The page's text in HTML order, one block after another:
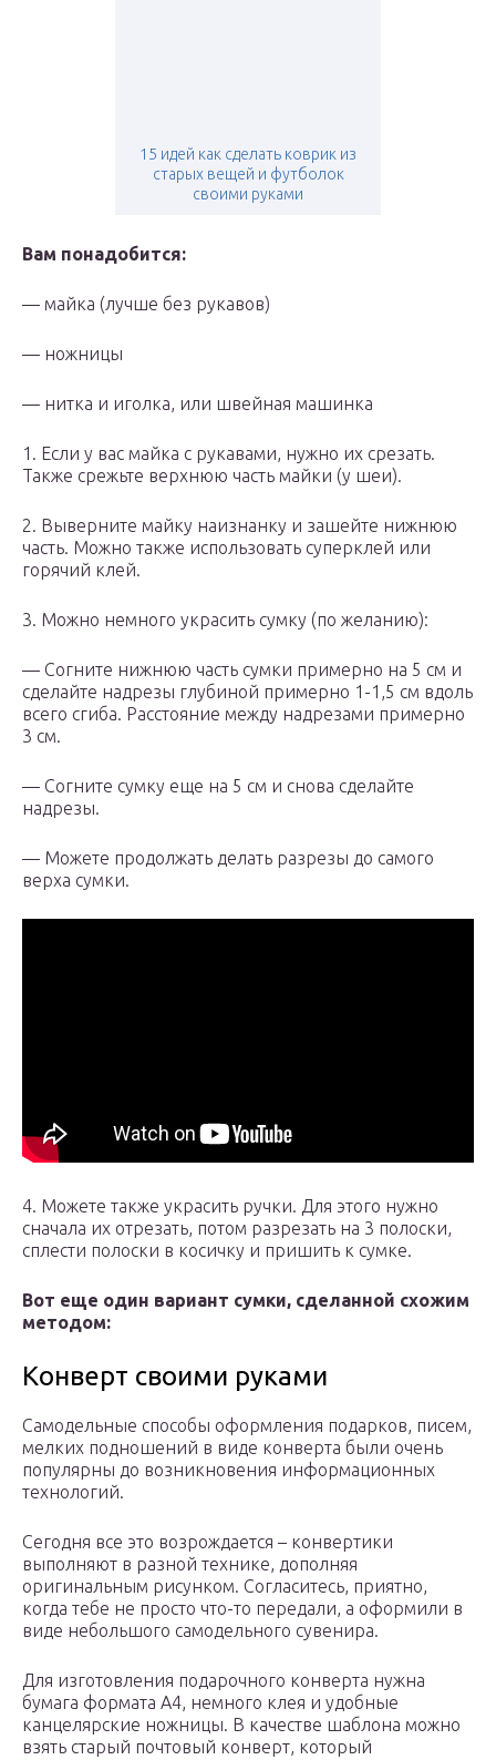
15 идей как сделать коврик из
старых вещей и футболок
своими руками
Вам понадобится:
— майка (лучше без рукавов)
— ножницы
— нитка и иголка, или швейная машинка
1. Если у вас майка с рукавами, нужно их срезать.
Также срежьте верхнюю часть майки (у шеи).
2. Выверните майку наизнанку и зашейте нижнюю
часть. Можно также использовать суперклей или
горячий клей.
3. Можно немного украсить сумку (по желанию):
— Согните нижнюю часть сумки примерно на 5 см и
сделайте надрезы глубиной примерно 1-1,5 см вдоль
всего сгиба. Расстояние между надрезами примерно
3 см.
— Согните сумку еще на 5 см и снова сделайте
надрезы.
— Можете продолжать делать разрезы до самого
верха сумки.
4. Можете также украсить ручки. Для этого нужно
сначала их отрезать, потом разрезать на 3 полоски,
сплести полоски в косичку и пришить к сумке.
Вот еще один вариант сумки, сделанной схожим
методом:
Конверт своими руками
Самодельные способы оформления подарков, писем,
мелких подношений в виде конверта были очень
популярны до возникновения информационных
технологий.
Сегодня все это возрождается – конвертики
выполняют в разной технике, дополняя
оригинальным рисунком. Согласитесь, приятно,
когда тебе не просто что-то передали, а оформили в
виде небольшого самодельного сувенира.
Для изготовления подарочного конверта нужна
бумага формата А4, немного клея и удобные
канцелярские ножницы. В качестве шаблона можно
взять старый почтовый конверт, который